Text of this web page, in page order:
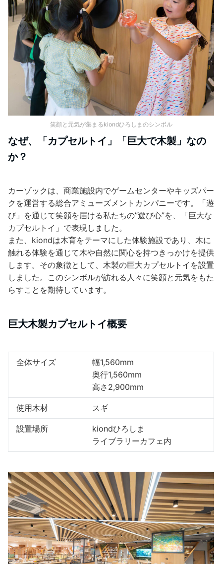
笑顔と元気が集まるkiondひろしまのシンボル
なぜ、「カプセルトイ」「巨大で木製」なの
か？
カーゾックは、商業施設内でゲームセンターやキッズパー
クを運営する総合アミューズメントカンパニーです。「遊
び」を通じて笑顔を届ける私たちの”遊び心”を、「巨大な
カプセルトイ」で表現しました。
また、kiondは木育をテーマにした体験施設であり、木に
触れる体験を通じて木や自然に関心を持つきっかけを提供
します。その象徴として、木製の巨大カプセルトイを設置
しました。このシンボルが訪れる人々に笑顔と元気をもた
らすことを期待しています。
巨大木製カプセルトイ概要
全体サイズ
幅1,560mm
奥行1,560mm
高さ2,900mm
使用木材 スギ
設置場所
kiondひろしま
ライブラリーカフェ内